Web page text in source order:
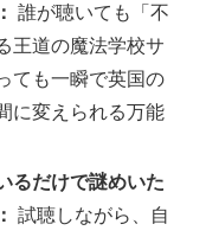
誰が聴いても「不
王道の魔法学校サ
ても一瞬で英国の
に変えられる万能
るだけで謎めいた
試聴しながら、自